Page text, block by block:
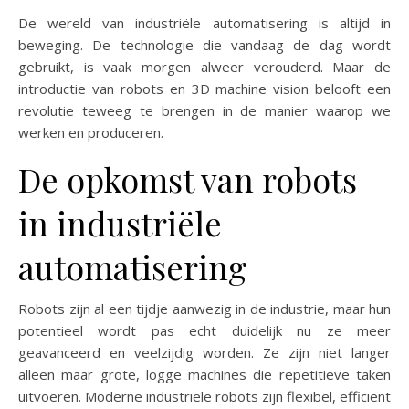
De wereld van industriële automatisering is altijd in
beweging. De technologie die vandaag de dag wordt
gebruikt, is vaak morgen alweer verouderd. Maar de
introductie van robots en 3D machine vision belooft een
revolutie teweeg te brengen in de manier waarop we
werken en produceren.
De opkomst van robots
in industriële
automatisering
Robots zijn al een tijdje aanwezig in de industrie, maar hun
potentieel wordt pas echt duidelijk nu ze meer
geavanceerd en veelzijdig worden. Ze zijn niet langer
alleen maar grote, logge machines die repetitieve taken
uitvoeren. Moderne industriële robots zijn flexibel, efficiënt